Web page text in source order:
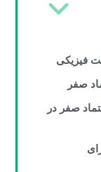
فیزیکی
صفر
صفر در